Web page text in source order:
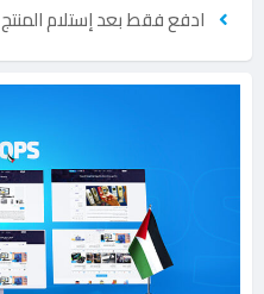
ادفع فقط بعد إستلام المنتج